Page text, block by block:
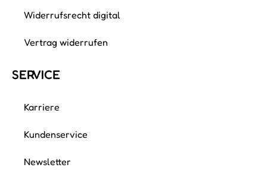
Widerrufsrecht digital
Vertrag widerrufen
SERVICE
Karriere
Kundenservice
Newsletter